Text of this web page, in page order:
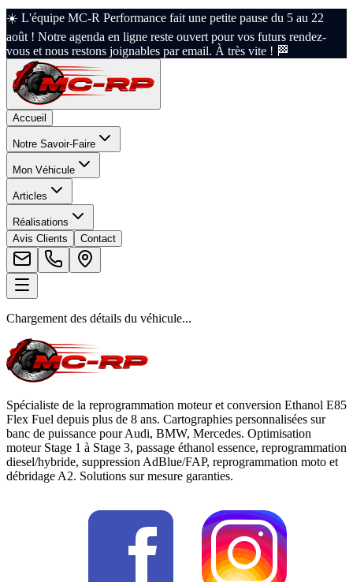
☀️ L'équipe MC-R Performance fait une petite pause du 5 au 22
août ! Notre agenda en ligne reste ouvert pour vos futurs rendez-
vous et nous restons joignables par email. À très vite ! 🏁
Accueil
Notre Savoir-Faire
Mon Véhicule
Articles
Réalisations
Avis Clients
Contact
Chargement des détails du véhicule...
Spécialiste de la reprogrammation moteur et conversion Ethanol E85
Flex Fuel depuis plus de 8 ans. Cartographies personnalisées sur
banc de puissance pour Audi, BMW, Mercedes. Optimisation
moteur Stage 1 à Stage 3, passage éthanol essence, reprogrammation
diesel/hybride, suppression AdBlue/FAP, reprogrammation moto et
débridage A2. Solutions sur mesure garanties.